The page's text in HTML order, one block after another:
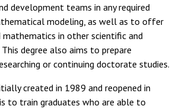
development teams in any required
modeling, as well as to offer
in other scientific and
degree also aims to prepare
or continuing doctorate studies.
created in 1989 and reopened in
to train graduates who are able to